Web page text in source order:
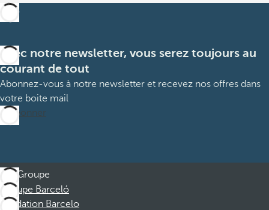
Avec notre newsletter, vous serez toujours au
courant de tout
Abonnez-vous à notre newsletter et recevez nos offres dans
votre boite mail
M’abonner
Groupe
Groupe Barceló
Fondation Barcelo